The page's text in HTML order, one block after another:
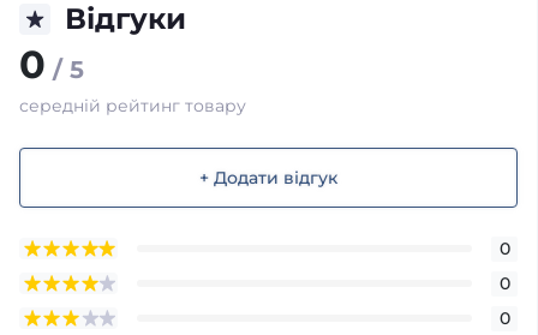
Відгуки
0 / 5
середній рейтинг товару
+ Додати відгук
0
0
0